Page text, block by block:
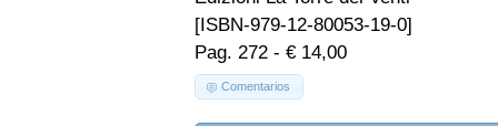
[ISBN-979-12-80053-19-0]
Pag. 272 - € 14,00
Comentarios